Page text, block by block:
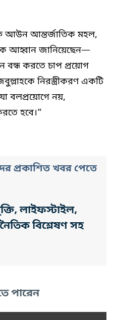
আউন আন্তর্জাতিক মহল,
আহ্বান জানিয়েছেন—
বন্ধ করতে চাপ প্রয়োগ
নিরস্ত্রীকরণ একটি
বলপ্রয়োগে নয়,
হবে।”
প্রকাশিত খবর পেতে
লাইফস্টাইল,
বিশ্লেষণ সহ
পারেন